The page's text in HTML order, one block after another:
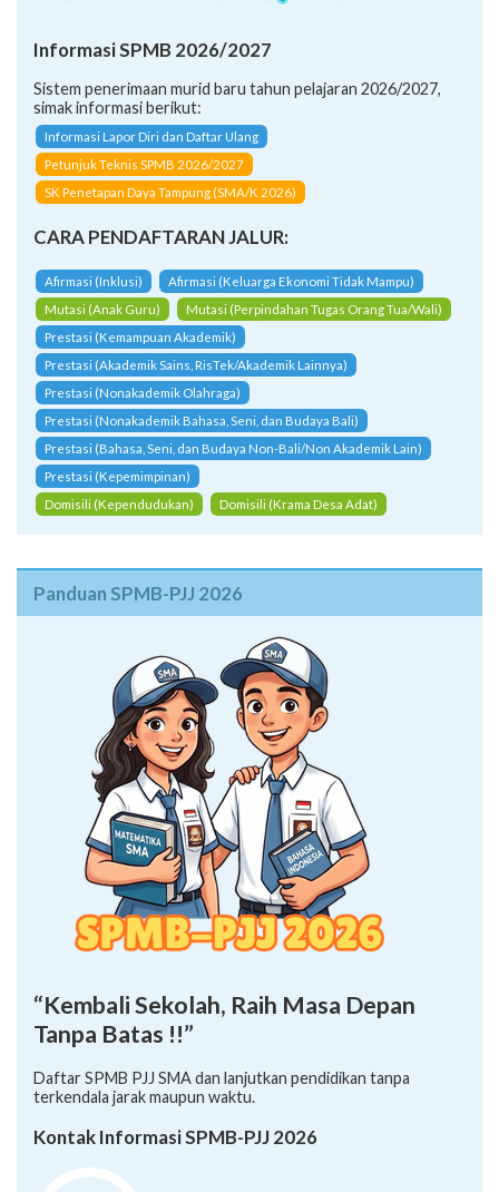
Informasi SPMB 2026/2027
Sistem penerimaan murid baru tahun pelajaran 2026/2027,
simak informasi berikut:
Informasi Lapor Diri dan Daftar Ulang
Petunjuk Teknis SPMB 2026/2027
SK Penetapan Daya Tampung (SMA/K 2026)
CARA PENDAFTARAN JALUR:
Afirmasi (Inklusi)
Afirmasi (Keluarga Ekonomi Tidak Mampu)
Mutasi (Anak Guru)
Mutasi (Perpindahan Tugas Orang Tua/Wali)
Prestasi (Kemampuan Akademik)
Prestasi (Akademik Sains, RisTek/Akademik Lainnya)
Prestasi (Nonakademik Olahraga)
Prestasi (Nonakademik Bahasa, Seni, dan Budaya Bali)
Prestasi (Bahasa, Seni, dan Budaya Non-Bali/Non Akademik Lain)
Prestasi (Kepemimpinan)
Domisili (Kependudukan)
Domisili (Krama Desa Adat)
Panduan SPMB-PJJ 2026
“Kembali Sekolah, Raih Masa Depan
Tanpa Batas !!”
Daftar SPMB PJJ SMA dan lanjutkan pendidikan tanpa
terkendala jarak maupun waktu.
Kontak Informasi SPMB-PJJ 2026